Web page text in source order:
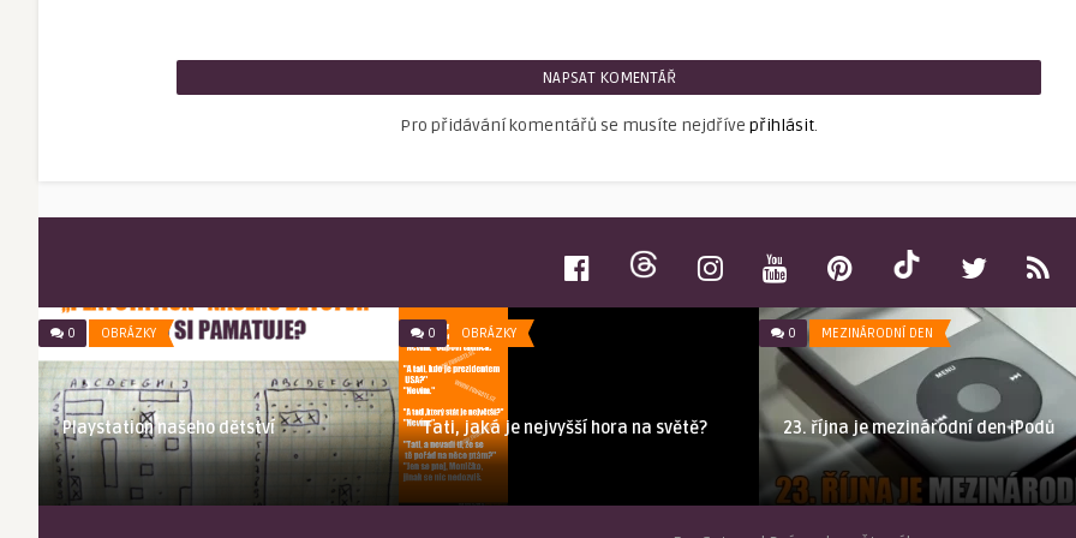
NAPSAT KOMENTÁŘ
Pro přidávání komentářů se musíte nejdříve přihlásit.
0 OBRÁZKY
Playstation našeho dětství
0 OBRÁZKY
Tati, jaká je nejvyšší hora na světě?
0 MEZINÁRODNÍ DEN
23. října je mezinárodní den iPodů